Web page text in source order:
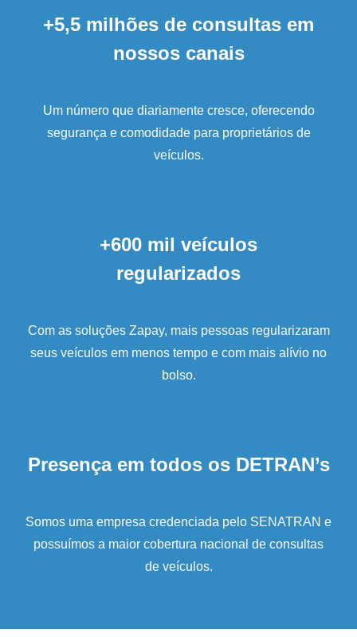
+5,5 milhões de consultas em
nossos canais
Um número que diariamente cresce, oferecendo
segurança e comodidade para proprietários de
veículos.
+600 mil veículos
regularizados
Com as soluções Zapay, mais pessoas regularizaram
seus veículos em menos tempo e com mais alívio no
bolso.
Presença em todos os DETRAN’s
Somos uma empresa credenciada pelo SENATRAN e
possuímos a maior cobertura nacional de consultas
de veículos.